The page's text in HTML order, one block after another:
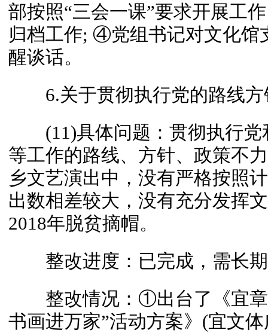
部按照“三会一课”要求开展工
归档工作; ④党组书记对文化馆
醒谈话。
6.关于贯彻执行党的路线方
(11)具体问题：贯彻执行党
等工作的路线、方针、政策不
乡文艺演出中，没有严格按照
出数相差较大，没有充分发挥
2018年脱贫摘帽。
整改进度：已完成，需长
整改情况：①出台了《宜章
书画进万家”活动方案》(宜文